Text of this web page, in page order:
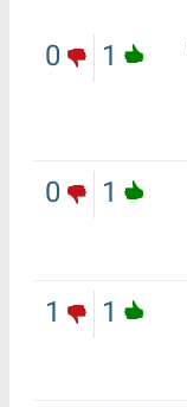
1
0
1
0
1
1